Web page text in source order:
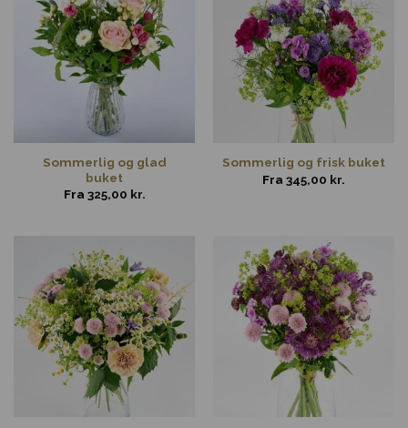
Sommerlig og glad
buket
Fra 325,00 kr.
Sommerlig og frisk buket
Fra 345,00 kr.